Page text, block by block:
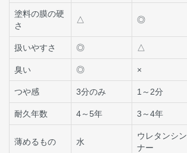
塗料の膜の硬
さ
△ ◎
扱いやすさ ◎ △
臭い ◎ ×
つや感 3分のみ 1～2分
耐久年数 4～5年 3～4年
薄めるもの 水
ウレタンシン
ナー